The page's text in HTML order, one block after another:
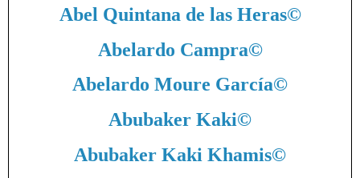
Abel Quintana de las Heras©
Abelardo Campra©
Abelardo Moure García©
Abubaker Kaki©
Abubaker Kaki Khamis©